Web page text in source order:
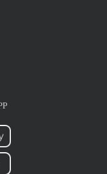
讚，每樣都吃到滿
加菜送飲料，推薦大
不過鹹，沒有油膩感
度快，停車場有可愛